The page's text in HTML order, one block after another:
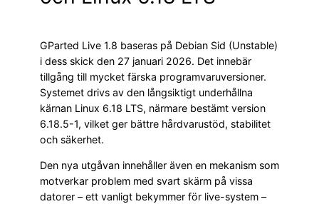
GParted Live 1.8 baseras på Debian Sid (Unstable)
i dess skick den 27 januari 2026. Det innebär
tillgång till mycket färska programvaruversioner.
Systemet drivs av den långsiktigt underhållna
kärnan Linux 6.18 LTS, närmare bestämt version
6.18.5-1, vilket ger bättre hårdvarustöd, stabilitet
och säkerhet.
Den nya utgåvan innehåller även en mekanism som
motverkar problem med svart skärm på vissa
datorer – ett vanligt bekymmer för live-system –